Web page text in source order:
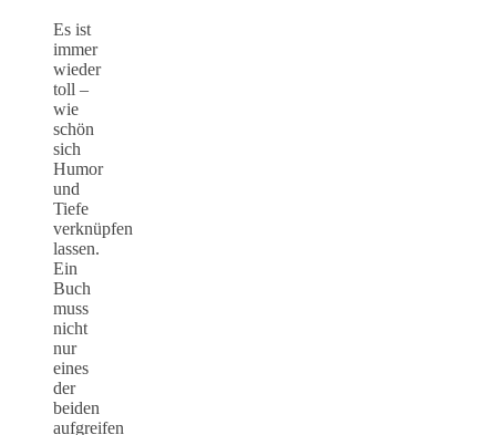
Es ist
immer
wieder
toll –
wie
schön
sich
Humor
und
Tiefe
verknüpfen
lassen.
Ein
Buch
muss
nicht
nur
eines
der
beiden
aufgreifen